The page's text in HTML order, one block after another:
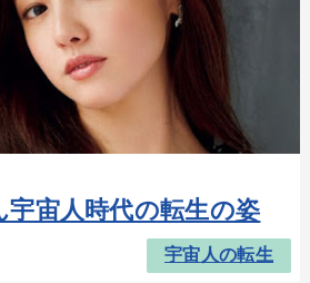
宙人時代の転生の姿
宇宙人の転生